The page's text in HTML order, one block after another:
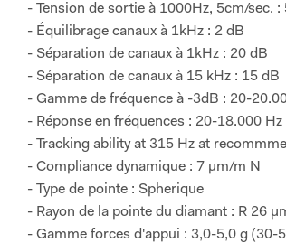
- Tension de sortie à 1000Hz, 5cm/sec. :
- Équilibrage canaux à 1kHz : 2 dB
- Séparation de canaux à 1kHz : 20 dB
- Séparation de canaux à 15 kHz : 15 dB
- Gamme de fréquence à -3dB : 20-
- Réponse en fréquences : 20-18.000
- Tracking ability at 315 Hz at
- Compliance dynamique : 7 µm/m N
- Type de pointe : Spherique
- Rayon de la pointe du diamant : R 26
- Gamme forces d'appui : 3,0-5,0 g (30-